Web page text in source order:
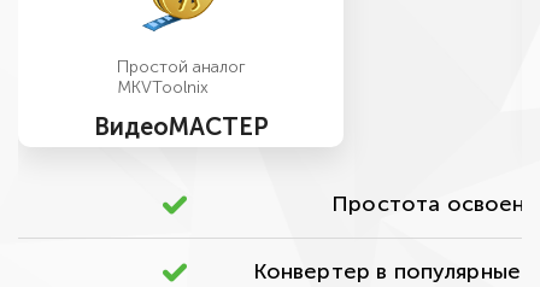
Простой аналог
MKVToolnix
ВидеоМАСТЕР
Простота
Конвертер в популярные